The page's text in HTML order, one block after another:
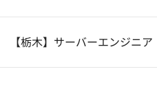
【栃木】サーバーエンジニア